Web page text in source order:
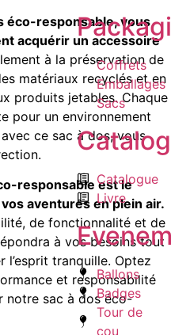
Coffrets
Emballages
Sacs
Catalogue
Livre
Ballons
Badges
Tour de
cou
éco-responsable, vous
acquérir un accessoire
à la préservation de
matériaux recyclés et en
produits jetables. Chaque
pour un environnement
ce sac à dos, vous
responsable est le
aventures en plein air.
de fonctionnalité et de
à vos besoins tout
tranquille. Optez
et responsabilité
notre sac à dos éco-